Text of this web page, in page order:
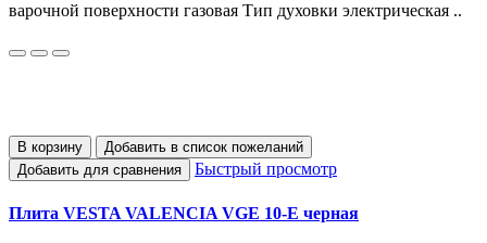
варочной поверхности газовая Тип духовки электрическая ..
В корзину
Добавить в список пожеланий
Добавить для сравнения
Быстрый просмотр
Плита VESTA VALENCIA VGE 10-E черная